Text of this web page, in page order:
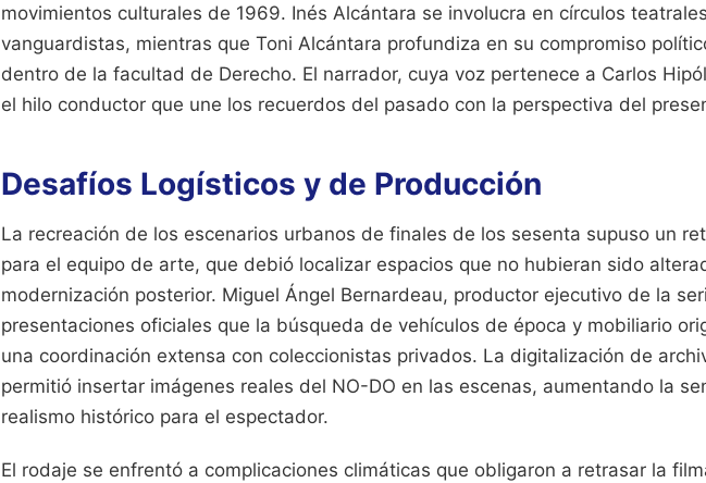
movimientos culturales de 1969. Inés Alcántara se involucra en círculos teatrales
vanguardistas, mientras que Toni Alcántara profundiza en su compromiso
dentro de la facultad de Derecho. El narrador, cuya voz pertenece a Carlos
el hilo conductor que une los recuerdos del pasado con la perspectiva del
Desafíos Logísticos y de Producción
La recreación de los escenarios urbanos de finales de los sesenta supuso un
para el equipo de arte, que debió localizar espacios que no hubieran sido
modernización posterior. Miguel Ángel Bernardeau, productor ejecutivo de la
presentaciones oficiales que la búsqueda de vehículos de época y mobiliario
una coordinación extensa con coleccionistas privados. La digitalización de
permitió insertar imágenes reales del NO-DO en las escenas, aumentando la
realismo histórico para el espectador.
El rodaje se enfrentó a complicaciones climáticas que obligaron a retrasar la